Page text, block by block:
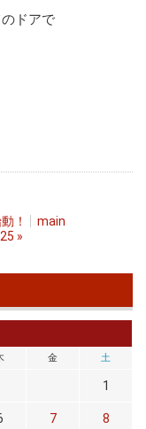
ドアで
！
main
»
金 土
1
7 8